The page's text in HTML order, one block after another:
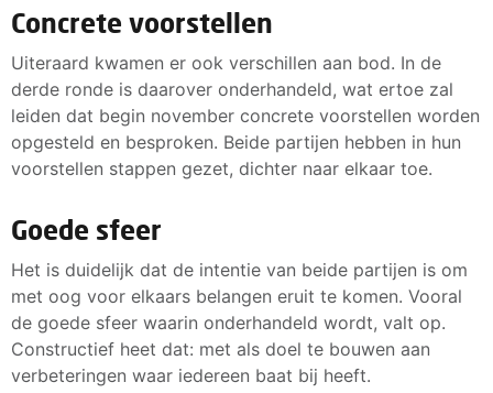
Concrete voorstellen
Uiteraard kwamen er ook verschillen aan bod. In de
derde ronde is daarover onderhandeld, wat ertoe zal
leiden dat begin november concrete voorstellen worden
opgesteld en besproken. Beide partijen hebben in hun
voorstellen stappen gezet, dichter naar elkaar toe.
Goede sfeer
Het is duidelijk dat de intentie van beide partijen is om
met oog voor elkaars belangen eruit te komen. Vooral
de goede sfeer waarin onderhandeld wordt, valt op.
Constructief heet dat: met als doel te bouwen aan
verbeteringen waar iedereen baat bij heeft.